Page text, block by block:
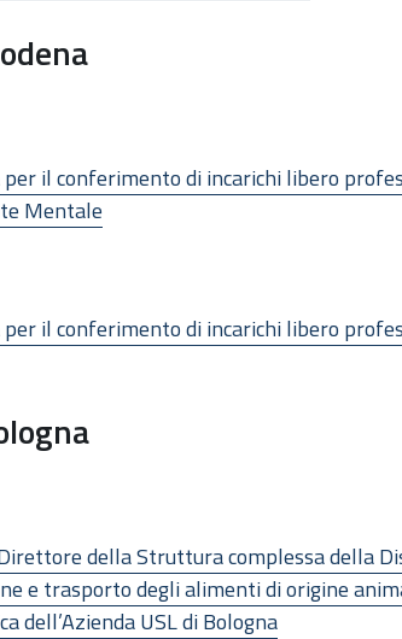
il conferimento di incarichi libero
Mentale
il conferimento di incarichi libero
della Struttura complessa della
e trasporto degli alimenti di origine
dell’Azienda USL di Bologna